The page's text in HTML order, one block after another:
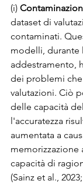
(i)
dataset di
contaminati.
modelli, durante
addestramento,
dei problemi
valutazioni. Ciò
delle capacità
l'accuratezza
aumentata a
memorizzazione
capacità di
(Sainz et al.,